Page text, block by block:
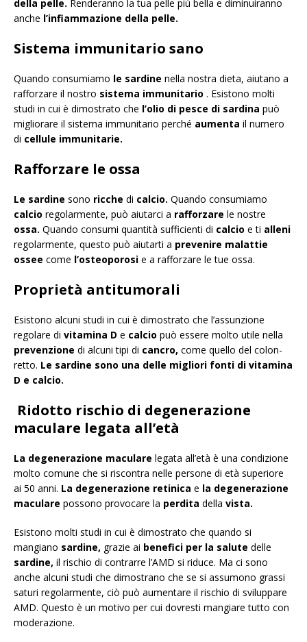
della pelle. Renderanno la tua pelle più bella e diminuiranno
anche l’infiammazione della pelle.
Sistema immunitario sano
Quando consumiamo le sardine nella nostra dieta, aiutano a
rafforzare il nostro sistema immunitario . Esistono molti
studi in cui è dimostrato che l’olio di pesce di sardina può
migliorare il sistema immunitario perché aumenta il numero
di cellule immunitarie.
Rafforzare le ossa
Le sardine sono ricche di calcio. Quando consumiamo
calcio regolarmente, può aiutarci a rafforzare le nostre
ossa. Quando consumi quantità sufficienti di calcio e ti alleni
regolarmente, questo può aiutarti a prevenire malattie
ossee come l’osteoporosi e a rafforzare le tue ossa.
Proprietà antitumorali
Esistono alcuni studi in cui è dimostrato che l’assunzione
regolare di vitamina D e calcio può essere molto utile nella
prevenzione di alcuni tipi di cancro, come quello del colon-
retto. Le sardine sono una delle migliori fonti di vitamina
D e calcio.
Ridotto rischio di degenerazione
maculare legata all’età
La degenerazione maculare legata all’età è una condizione
molto comune che si riscontra nelle persone di età superiore
ai 50 anni. La degenerazione retinica e la degenerazione
maculare possono provocare la perdita della vista.
Esistono molti studi in cui è dimostrato che quando si
mangiano sardine, grazie ai benefici per la salute delle
sardine, il rischio di contrarre l’AMD si riduce. Ma ci sono
anche alcuni studi che dimostrano che se si assumono grassi
saturi regolarmente, ciò può aumentare il rischio di sviluppare
AMD. Questo è un motivo per cui dovresti mangiare tutto con
moderazione.